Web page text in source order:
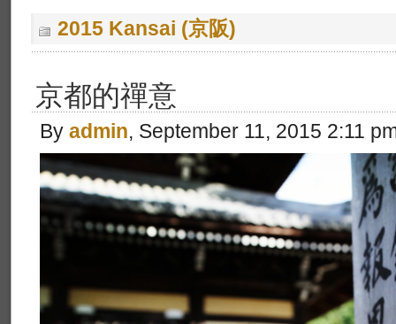
2015 Kansai (京阪)
京都的禪意
By admin, September 11, 2015 2:11